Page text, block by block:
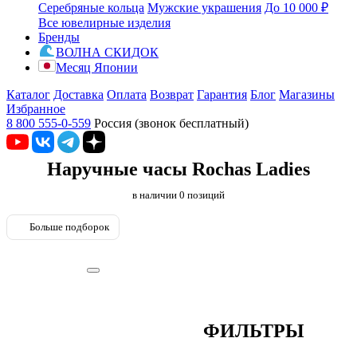
Серебряные кольца Мужские украшения До 10 000 ₽
Все ювелирные изделия
Бренды
ВОЛНА СКИДОК
Месяц Японии
Каталог Доставка Оплата Возврат Гарантия Блог Магазины
Избранное
8 800 555-0-559 Россия (звонок бесплатный)
Наручные часы Rochas Ladies
в наличии 0 позиций
Больше подборок
ФИЛЬТРЫ